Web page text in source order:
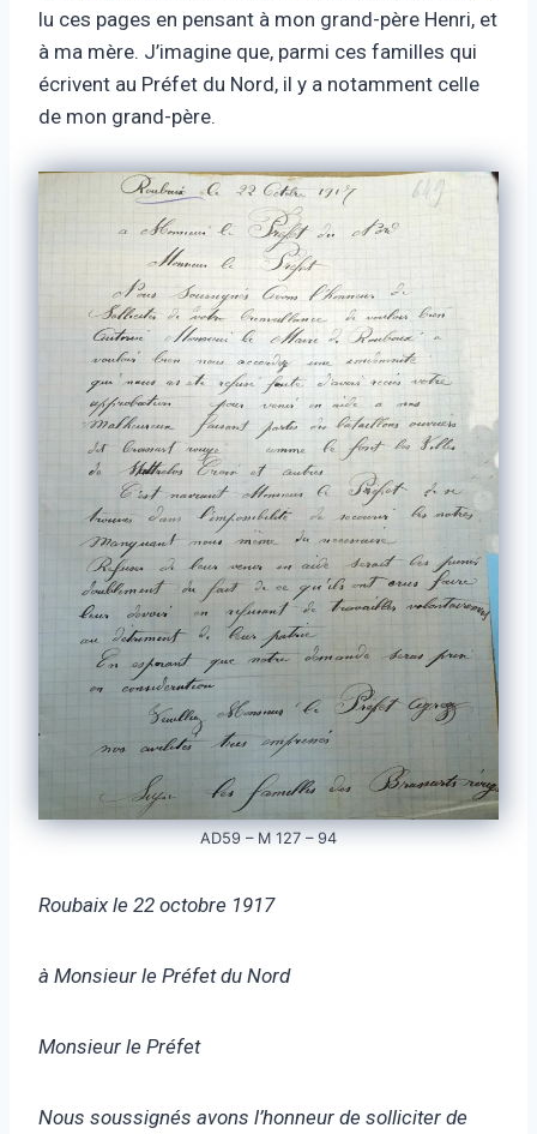
lu ces pages en pensant à mon grand-père Henri, et
à ma mère. J’imagine que, parmi ces familles qui
écrivent au Préfet du Nord, il y a notamment celle
de mon grand-père.
AD59 – M 127 – 94
Roubaix le 22 octobre 1917
à Monsieur le Préfet du Nord
Monsieur le Préfet
Nous soussignés avons l’honneur de solliciter de